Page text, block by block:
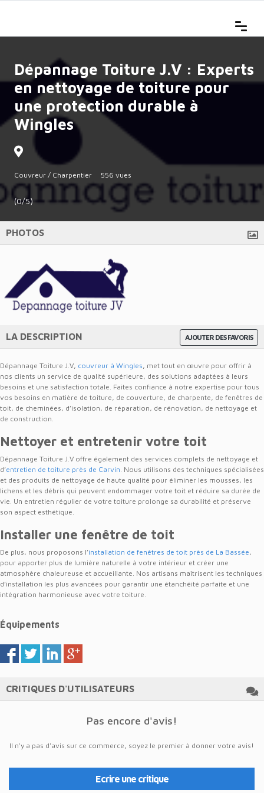
Dépannage Toiture J.V : Experts
en nettoyage de toiture pour
une protection durable à
Wingles
Couvreur / Charpentier 556 vues
(0/5)
PHOTOS
AJOUTER DES FAVORIS
LA DESCRIPTION
Dépannage Toiture J.V, couvreur à Wingles, met tout en œuvre pour offrir à
nos clients un service de qualité supérieure, des solutions adaptées à leurs
besoins et une satisfaction totale. Faites confiance à notre expertise pour tous
vos besoins en matière de toiture, de couverture, de charpente, de fenêtres de
toit, de cheminées, d’isolation, de réparation, de rénovation, de nettoyage et
de construction.
Nettoyer et entretenir votre toit
Dépannage Toiture J.V offre également des services complets de nettoyage et
d’entretien de toiture près de Carvin. Nous utilisons des techniques spécialisées
et des produits de nettoyage de haute qualité pour éliminer les mousses, les
lichens et les débris qui peuvent endommager votre toit et réduire sa durée de
vie. Un entretien régulier de votre toiture prolonge sa durabilité et préserve
son aspect esthétique.
Installer une fenêtre de toit
De plus, nous proposons l’installation de fenêtres de toit près de La Bassée,
pour apporter plus de lumière naturelle à votre intérieur et créer une
atmosphère chaleureuse et accueillante. Nos artisans maîtrisent les techniques
d’installation les plus avancées pour garantir une étanchéité parfaite et une
intégration harmonieuse avec votre toiture.
Équipements
CRITIQUES D'UTILISATEURS
Pas encore d'avis!
Il n'y a pas d'avis sur ce commerce, soyez le premier à donner votre avis!
Ecrire une critique